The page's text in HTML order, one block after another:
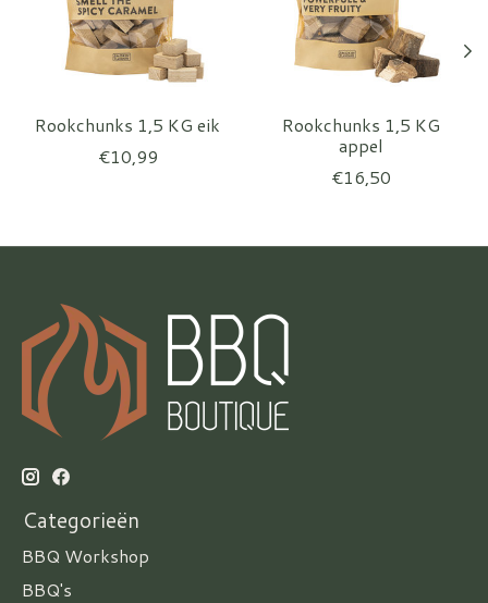
Rookchunks 1,5 KG eik
€10,99
Rookchunks 1,5 KG
appel
€16,50
Categorieën
BBQ Workshop
BBQ's